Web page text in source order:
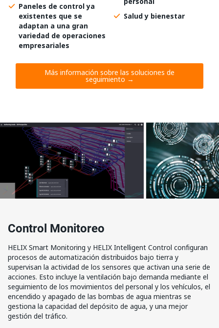
Paneles de control ya
existentes que se
adaptan a una gran
variedad de operaciones
empresariales
Salud y bienestar
Más información sobre las soluciones de
seguimiento →
Control Monitoreo
HELIX Smart Monitoring y HELIX Intelligent Control configuran
procesos de automatización distribuidos bajo tierra y
supervisan la actividad de los sensores que activan una serie de
acciones. Esto incluye la ventilación bajo demanda mediante el
seguimiento de los movimientos del personal y los vehículos, el
encendido y apagado de las bombas de agua mientras se
gestiona la capacidad del depósito de agua, y una mejor
gestión del tráfico.